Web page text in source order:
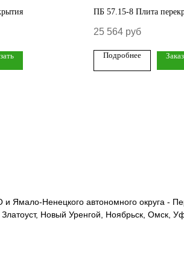
ПБ 57.15-8 Плита
25 564 руб
Подробнее
Ненецкого автономного округа -
Новый Уренгой, Ноябрьск, Омск,